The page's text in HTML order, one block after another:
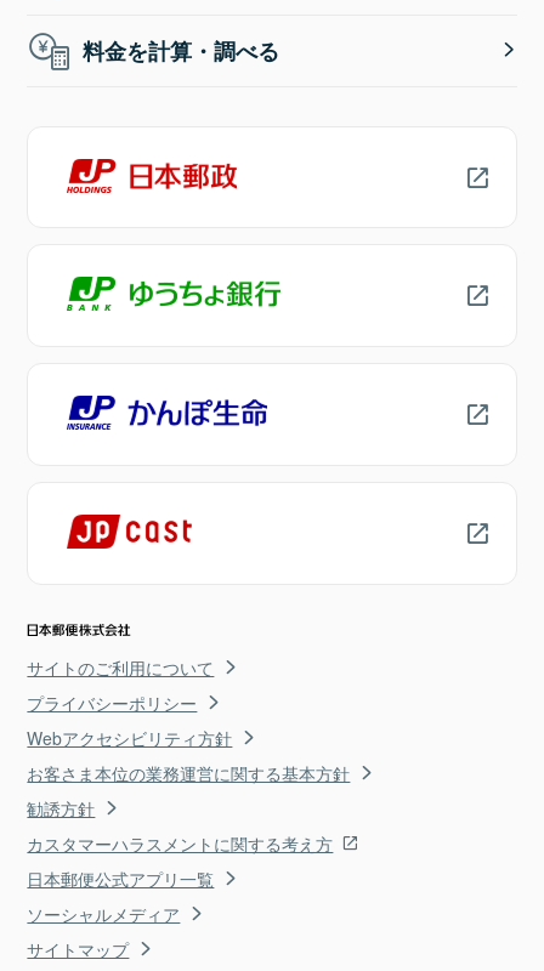
料金を計算・調べる
サイトのご利用について
プライバシーポリシー
Webアクセシビリティ方針
お客さま本位の業務運営に関する基本方針
勧誘方針
カスタマーハラスメントに関する考え方
日本郵便公式アプリ一覧
ソーシャルメディア
サイトマップ